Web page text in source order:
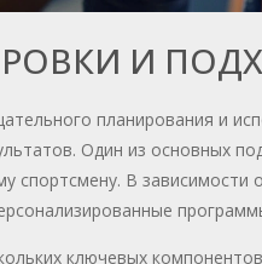
И
планирования и
Один из основных
спортсмену. В зависимости
ключевых